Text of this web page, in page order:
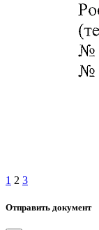
1 2 3
Отправить документ